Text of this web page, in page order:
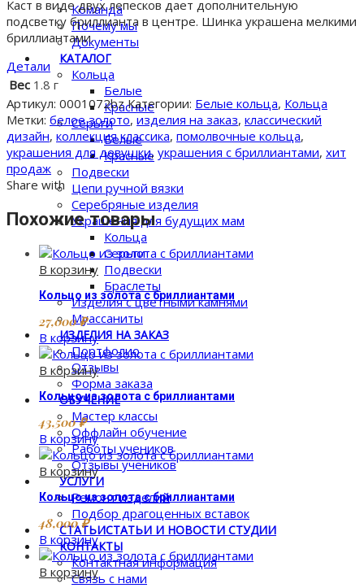
Команда
Почему мы
Документы
КАТАЛОГ
Кольца
Белые
Красные
Серьги
Белые
Красные
Подвески
Цепи ручной вязки
Серебряные изделия
Украшения для будущих мам
Кольца
Серьги
Подвески
Браслеты
Изделия с цветными камнями
Муассаниты
ИЗДЕЛИЯ НА ЗАКАЗ
Портфолио
Отзывы
Форма заказа
ОБУЧЕНИЕ
Мастер классы
Оффлайн обучение
Работы учеников
Отзывы учеников
УСЛУГИ
Ремонт изделий
Подбор драгоценных вставок
СТАТЬИСТАТЬИ И НОВОСТИ СТУДИИ
КОНТАКТЫ
Контактная информация
Связь с нами
Каст в виде двух лепесков дает дополнительную
подсветку бриллианта в центре. Шинка украшена мелкими
бриллиантами.
Детали
Вес 1.8 г
Артикул: 0001072bz Категории: Белые кольца, Кольца
Метки: белое золото, изделия на заказ, классический
дизайн, коллекция классика, помолвочные кольца,
украшения для девушки, украшения с бриллиантами, хит
продаж
Share with
Похожие товары
В корзину
Кольцо из золота с бриллиантами
27,000₽
В корзину
В корзину
Кольцо из золота с бриллиантами
43,500₽
В корзину
В корзину
Кольцо из золота с бриллиантами
48,000₽
В корзину
В корзину